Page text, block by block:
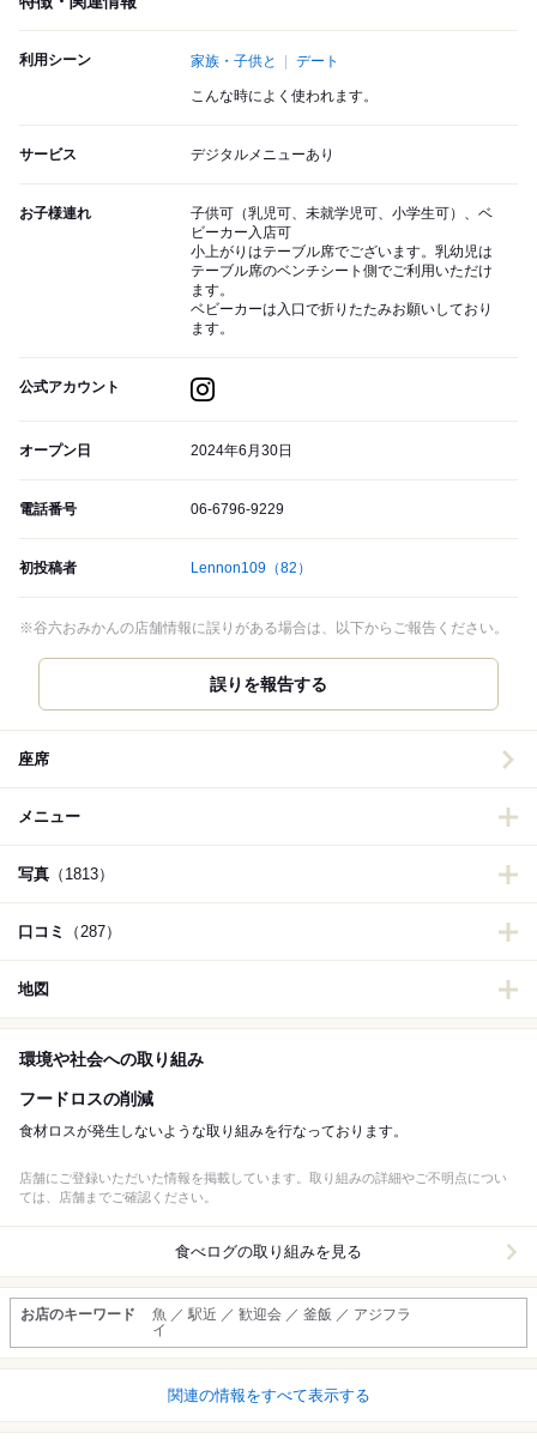
利用シーン 家族・子供と デート
こんな時によく使われます。
サービス デジタルメニューあり
お子様連れ
子供可（乳児可、未就学児可、小学生可）、ベ
ビーカー入店可
小上がりはテーブル席でございます。乳幼児は
テーブル席のベンチシート側でご利用いただけ
ます。
ベビーカーは入口で折りたたみお願いしており
ます。
公式アカウント
オープン日 2024年6月30日
電話番号 06-6796-9229
初投稿者 Lennon109 （82）
※谷六おみかんの店舗情報に誤りがある場合は、以下からご報告ください。
誤りを報告する
座席
メニュー
写真 （1813）
口コミ （287）
地図
環境や社会への取り組み
フードロスの削減
食材ロスが発生しないような取り組みを行なっております。
店舗にご登録いただいた情報を掲載しています。取り組みの詳細やご不明点につい
ては、店舗までご確認ください。
食べログの取り組みを見る
お店のキーワード
魚 ／ 駅近 ／ 歓迎会 ／ 釜飯 ／ アジフラ
イ
関連の情報をすべて表示する